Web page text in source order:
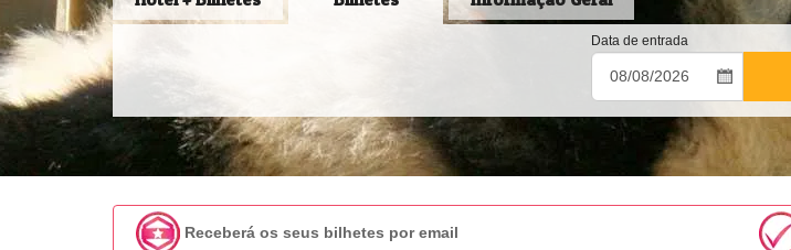
Data de entrada
Receberá os seus bilhetes por email